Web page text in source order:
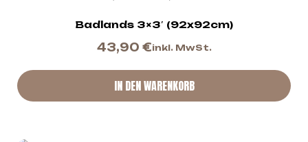
Badlands 3×3′ (92x92cm)
43,90 €inkl. MwSt.
IN DEN WARENKORB